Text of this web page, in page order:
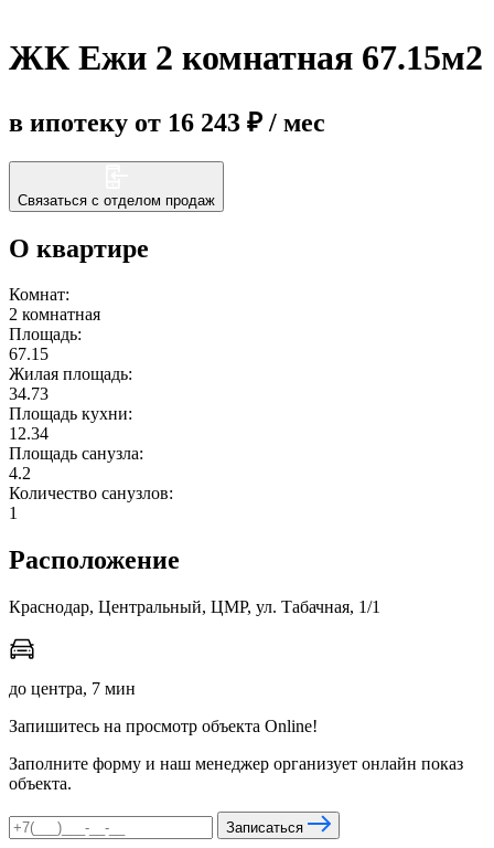
ЖК Ежи 2 комнатная 67.15м2
в ипотеку от 16 243 ₽ / мес
Связаться с отделом продаж
О квартире
Комнат:
2 комнатная
Площадь:
67.15
Жилая площадь:
34.73
Площадь кухни:
12.34
Площадь санузла:
4.2
Количество санузлов:
1
Расположение
Краснодар, Центральный, ЦМР, ул. Табачная, 1/1
до центра, 7 мин
Запишитесь на просмотр объекта Online!
Заполните форму и наш менеджер организует онлайн показ
объекта.
Записаться